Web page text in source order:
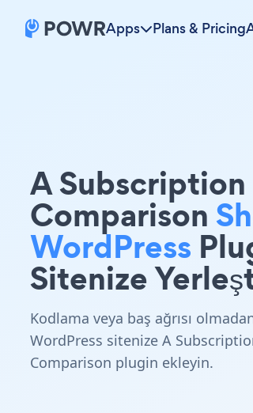
Apps Plans & Pricing
A Subscription
Comparison
WordPress
Sitenize
Kodlama veya baş ağrısı
WordPress sitenize A
Comparison plugin ekleyin.